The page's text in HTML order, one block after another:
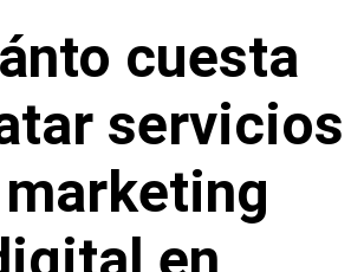
cuesta
servicios